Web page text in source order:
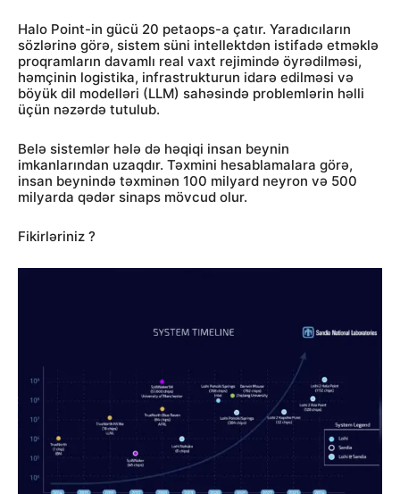
Halo Point-in gücü 20 petaops-a çatır. Yaradıcıların
sözlərinə görə, sistem süni intellektdən istifadə etməklə
proqramların davamlı real vaxt rejimində öyrədilməsi,
həmçinin logistika, infrastrukturun idarə edilməsi və
böyük dil modelləri (LLM) sahəsində problemlərin həlli
üçün nəzərdə tutulub.
Belə sistemlər hələ də həqiqi insan beynin
imkanlarından uzaqdır. Təxmini hesablamalara görə,
insan beynində təxminən 100 milyard neyron və 500
milyarda qədər sinaps mövcud olur.
Fikirləriniz ?